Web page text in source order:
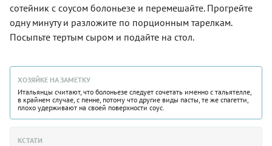
сотейник с соусом болоньезе и перемешайте. Прогрейте
одну минуту и разложите по порционным тарелкам.
Посыпьте тертым сыром и подайте на стол.
ХОЗЯЙКЕ НА ЗАМЕТКУ
Итальянцы считают, что болоньезе следует сочетать именно с тальятелле,
в крайнем случае, с пенне, потому что другие виды пасты, те же спагетти,
плохо удерживают на своей поверхности соус.
КСТАТИ